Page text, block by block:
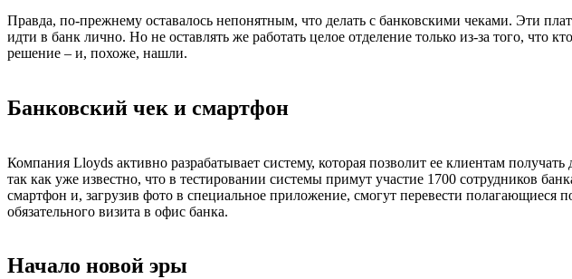
Правда, по-прежнему оставалось непонятным, что делать с банковскими чеками. Эти
идти в банк лично. Но не оставлять же работать целое отделение только из-за того, что
решение – и, похоже, нашли.
Банковский чек и смартфон
Компания Lloyds активно разрабатывает систему, которая позволит ее клиентам
так как уже известно, что в тестировании системы примут участие 1700 сотрудников
смартфон и, загрузив фото в специальное приложение, смогут перевести полагающиеся
обязательного визита в офис банка.
Начало новой эры